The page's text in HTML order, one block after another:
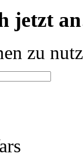
jetzt
zu